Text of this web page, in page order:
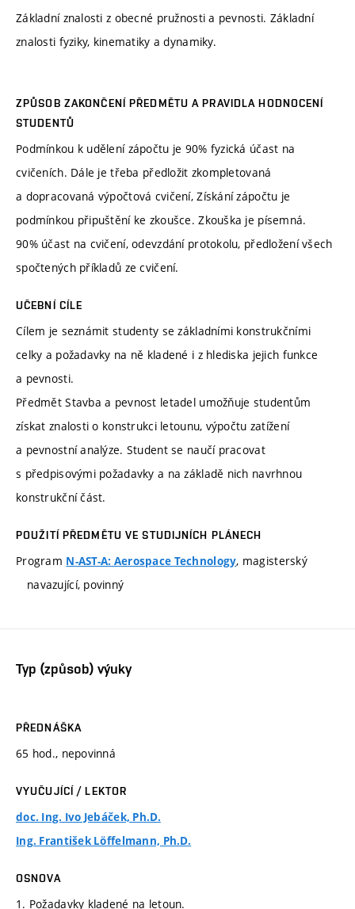
Základní znalosti z obecné pružnosti a pevnosti. Základní
znalosti fyziky, kinematiky a dynamiky.
ZPŮSOB ZAKONČENÍ PŘEDMĚTU A PRAVIDLA HODNOCENÍ
STUDENTŮ
Podmínkou k udělení zápočtu je 90% fyzická účast na
cvičeních. Dále je třeba předložit zkompletovaná
a dopracovaná výpočtová cvičení, Získání zápočtu je
podmínkou připuštění ke zkoušce. Zkouška je písemná.
90% účast na cvičení, odevzdání protokolu, předložení všech
spočtených příkladů ze cvičení.
UČEBNÍ CÍLE
Cílem je seznámit studenty se základními konstrukčními
celky a požadavky na ně kladené i z hlediska jejich funkce
a pevnosti.
Předmět Stavba a pevnost letadel umožňuje studentům
získat znalosti o konstrukci letounu, výpočtu zatížení
a pevnostní analýze. Student se naučí pracovat
s předpisovými požadavky a na základě nich navrhnou
konstrukční část.
POUŽITÍ PŘEDMĚTU VE STUDIJNÍCH PLÁNECH
Program N-AST-A: Aerospace Technology, magisterský
navazující, povinný
Typ (způsob) výuky
PŘEDNÁŠKA
65 hod., nepovinná
VYUČUJÍCÍ / LEKTOR
doc. Ing. Ivo Jebáček, Ph.D.
Ing. František Löffelmann, Ph.D.
OSNOVA
1. Požadavky kladené na letoun.